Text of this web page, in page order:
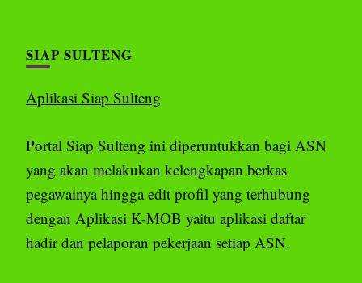
SIAP SULTENG
Aplikasi Siap Sulteng
Portal Siap Sulteng ini diperuntukkan bagi ASN
yang akan melakukan kelengkapan berkas
pegawainya hingga edit profil yang terhubung
dengan Aplikasi K-MOB yaitu aplikasi daftar
hadir dan pelaporan pekerjaan setiap ASN.